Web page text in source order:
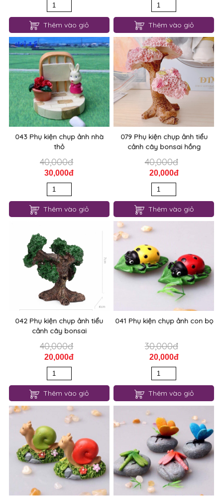
Thêm vào giỏ Thêm vào giỏ
043 Phụ kiện chụp ảnh nhà
thỏ
40,000đ
30,000đ
Thêm vào giỏ
079 Phụ kiện chụp ảnh tiểu
cảnh cây bonsai hồng
40,000đ
20,000đ
Thêm vào giỏ
042 Phụ kiện chụp ảnh tiểu
cảnh cây bonsai
40,000đ
20,000đ
Thêm vào giỏ
041 Phụ kiện chụp ảnh con bọ
30,000đ
20,000đ
Thêm vào giỏ